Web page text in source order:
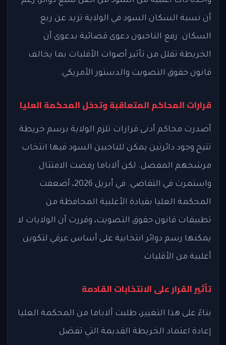
أن نسبة السكان السود في الولاية تزيد عن ربع
السكان. رفع الناخبون دعوى قضائية بدعوى أن
الخريطة تقلل من تأثير أصوات الأقليات بما يخالف
قانون حقوق التصويت والدستور الأمريكي.
قرارات المحاكم المتعاقبة وتدخل المحكمة العليا
أصدرت محاكم أدنى قرارات تلزم الولاية برسم خريطة
تتيح وجود دائرتين يمكن للناخبين السود فيها انتخاب
مرشحهم المفضل. لكن ألاباما رفضت الامتثال
واستمرت في التقاضي. في أبريل 2026، أضعفت
المحكمة العليا بقيادة الأغلبية المحافظة من
تطبيقات قانون حقوق التصويت، وقررت أن الولايات لا
يمكنها رسم دوائر انتخابية على أساس عرقي لتكوين
أغلبية من الأقليات.
تأثير القرار على الانتخابات القادمة
بناءً على هذا التغيير، طلبت ألاباما من المحكمة العليا
إعادة اعتماد الخريطة القديمة التي تفضل